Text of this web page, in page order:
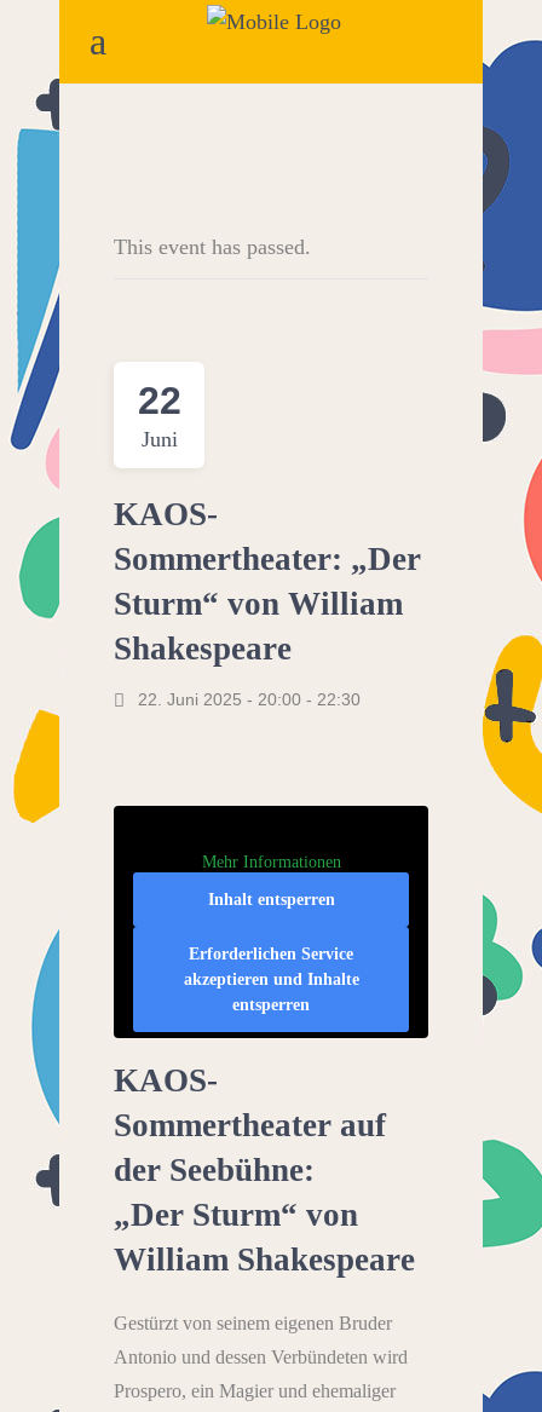
This event has passed.
22
Juni
KAOS-
Sommertheater: „Der
Sturm“ von William
Shakespeare
22. Juni 2025 - 20:00 - 22:30
Mehr Informationen
Inhalt entsperren
Erforderlichen Service
akzeptieren und Inhalte
entsperren
KAOS-
Sommertheater auf
der Seebühne:
„Der Sturm“ von
William Shakespeare
Gestürzt von seinem eigenen Bruder
Antonio und dessen Verbündeten wird
Prospero, ein Magier und ehemaliger